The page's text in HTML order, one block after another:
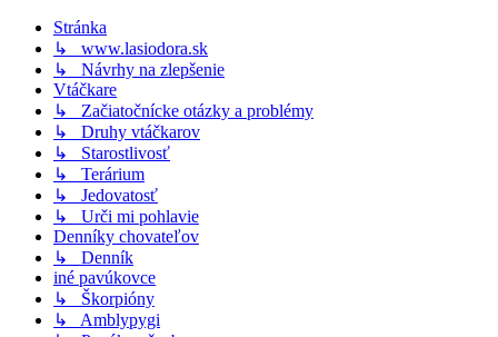
Stránka
↳ www.lasiodora.sk
↳ Návrhy na zlepšenie
Vtáčkare
↳ Začiatočnícke otázky a problémy
↳ Druhy vtáčkarov
↳ Starostlivosť
↳ Terárium
↳ Jedovatosť
↳ Urči mi pohlavie
Denníky chovateľov
↳ Denník
iné pavúkovce
↳ Škorpióny
↳ Amblypygi